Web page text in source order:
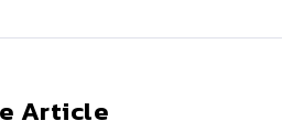
Article